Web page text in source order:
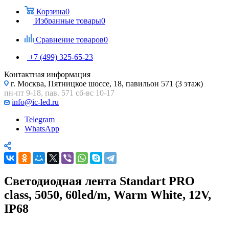
Корзина0
Избранные товары0
Сравнение товаров0
+7 (499) 325-65-23
Контактная информация
г. Москва, Пятницкое шоссе, 18, павильон 571 (3 этаж)
пн-пт 9-18, пав. 571 сб-вс 10-17
info@ic-led.ru
Telegram
WhatsApp
Светодиодная лента Standart PRO
class, 5050, 60led/m, Warm White, 12V,
IP68